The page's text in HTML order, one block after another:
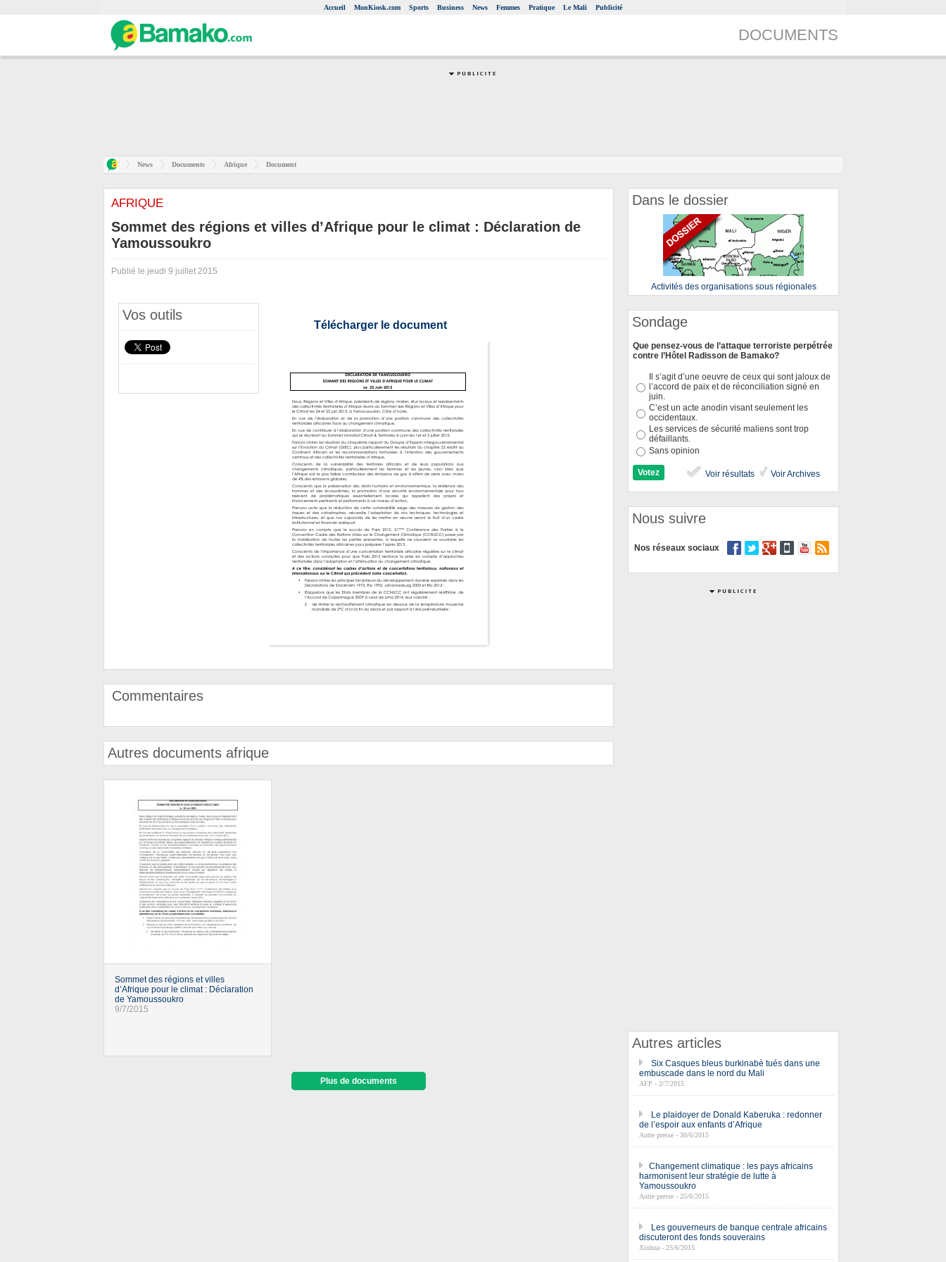
Accueil MonKiosk.com Sports Business News Femmes Pratique Le Mali Publicité
DOCUMENTS
News Documents Afrique Document
AFRIQUE
Sommet des régions et villes d’Afrique pour le climat : Déclaration de
Yamoussoukro
Publié le jeudi 9 juillet 2015
Vos outils
Télécharger le document
Commentaires
Autres documents afrique
Sommet des régions et villes
d’Afrique pour le climat : Déclaration
de Yamoussoukro
9/7/2015
Plus de documents
Dans le dossier
Activités des organisations sous régionales
Sondage
Que pensez-vous de l’attaque terroriste perpétrée
contre l’Hôtel Radisson de Bamako?
Il s’agit d’une oeuvre de ceux qui sont jaloux de
l’accord de paix et de réconciliation signé en
juin.
C’est un acte anodin visant seulement les
occidentaux.
Les services de sécurité maliens sont trop
défaillants.
Sans opinion
Voir résultats Voir Archives
Nous suivre
Nos réseaux sociaux
Autres articles
Six Casques bleus burkinabè tués dans une
embuscade dans le nord du Mali
AFP - 2/7/2015
Le plaidoyer de Donald Kaberuka : redonner
de l’espoir aux enfants d’Afrique
Autre presse - 30/6/2015
​Changement climatique : les pays africains
harmonisent leur stratégie de lutte à
Yamoussoukro
Autre presse - 25/6/2015
Les gouverneurs de banque centrale africains
discuteront des fonds souverains
Xinhua - 25/6/2015